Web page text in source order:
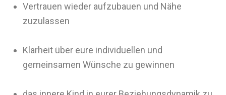
Vertrauen wieder aufzubauen und Nähe
zuzulassen
Klarheit über eure individuellen und
gemeinsamen Wünsche zu gewinnen